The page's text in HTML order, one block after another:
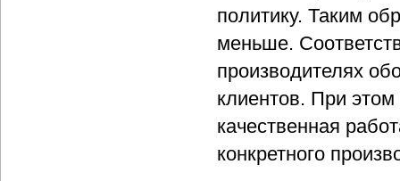
политику. Таким
меньше.
производителях
клиентов. При
качественная
конкретного